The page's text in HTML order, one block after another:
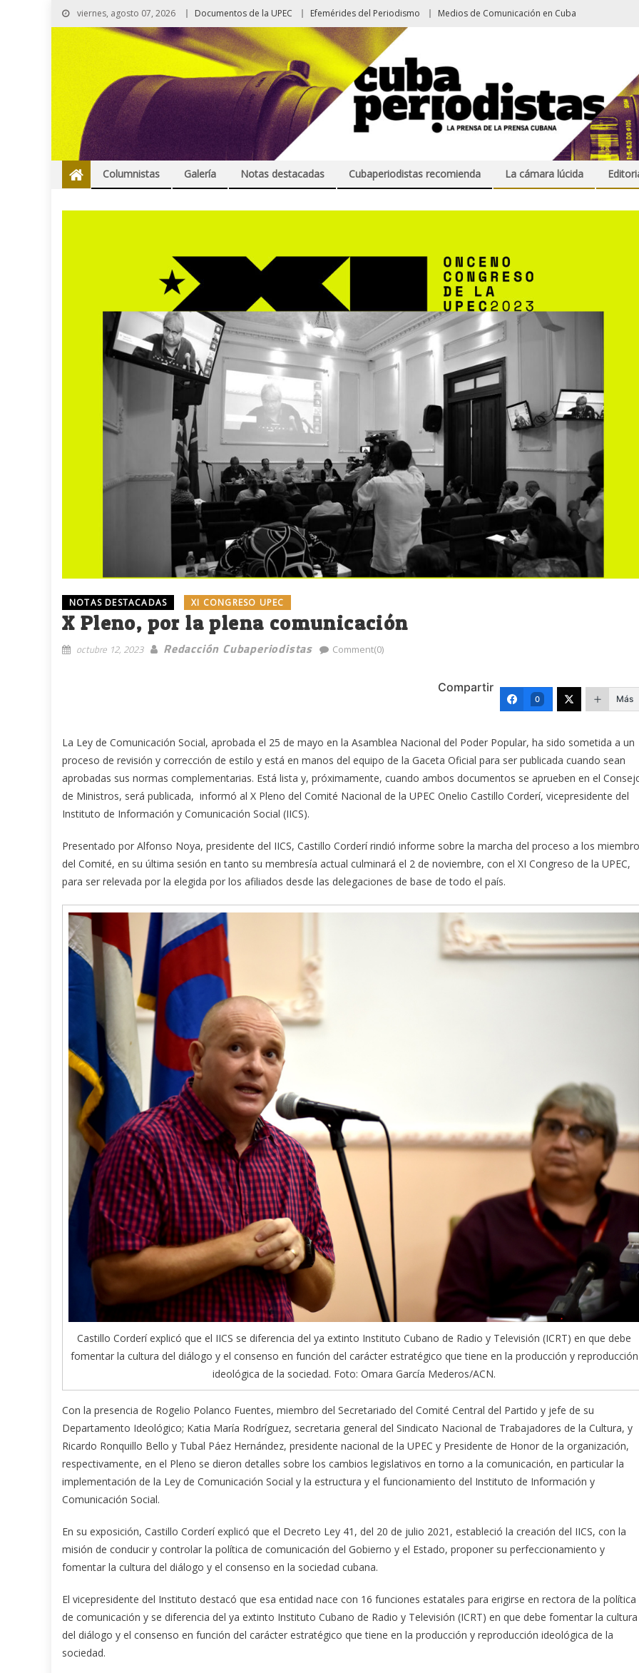
viernes, agosto 07, 2026 Documentos de la UPEC Efemérides del Periodismo Medios de Comunicación en Cuba
Columnistas Galería Notas destacadas Cubaperiodistas recomienda La cámara lúcida
NOTAS DESTACADAS XI CONGRESO UPEC
X Pleno, por la plena comunicación
octubre 12, 2023 Redacción Cubaperiodistas Comment(0)
Compartir
0 Más
La Ley de Comunicación Social, aprobada el 25 de mayo en la Asamblea Nacional del Poder Popular, ha sido sometida a un
proceso de revisión y corrección de estilo y está en manos del equipo de la Gaceta Oficial para ser publicada cuando sean
aprobadas sus normas complementarias. Está lista y, próximamente, cuando ambos documentos se aprueben en el
de Ministros, será publicada, informó al X Pleno del Comité Nacional de la UPEC Onelio Castillo Corderí, vicepresidente del
Instituto de Información y Comunicación Social (IICS).
Presentado por Alfonso Noya, presidente del IICS, Castillo Corderí rindió informe sobre la marcha del proceso a los
del Comité, en su última sesión en tanto su membresía actual culminará el 2 de noviembre, con el XI Congreso de la UPEC,
para ser relevada por la elegida por los afiliados desde las delegaciones de base de todo el país.
Castillo Corderí explicó que el IICS se diferencia del ya extinto Instituto Cubano de Radio y Televisión (ICRT) en que debe
fomentar la cultura del diálogo y el consenso en función del carácter estratégico que tiene en la producción y reproducción
ideológica de la sociedad. Foto: Omara García Mederos/ACN.
Con la presencia de Rogelio Polanco Fuentes, miembro del Secretariado del Comité Central del Partido y jefe de su
Departamento Ideológico; Katia María Rodríguez, secretaria general del Sindicato Nacional de Trabajadores de la Cultura, y
Ricardo Ronquillo Bello y Tubal Páez Hernández, presidente nacional de la UPEC y Presidente de Honor de la organización,
respectivamente, en el Pleno se dieron detalles sobre los cambios legislativos en torno a la comunicación, en particular la
implementación de la Ley de Comunicación Social y la estructura y el funcionamiento del Instituto de Información y
Comunicación Social.
En su exposición, Castillo Corderí explicó que el Decreto Ley 41, del 20 de julio 2021, estableció la creación del IICS, con la
misión de conducir y controlar la política de comunicación del Gobierno y el Estado, proponer su perfeccionamiento y
fomentar la cultura del diálogo y el consenso en la sociedad cubana.
El vicepresidente del Instituto destacó que esa entidad nace con 16 funciones estatales para erigirse en rectora de la política
de comunicación y se diferencia del ya extinto Instituto Cubano de Radio y Televisión (ICRT) en que debe fomentar la cultura
del diálogo y el consenso en función del carácter estratégico que tiene en la producción y reproducción ideológica de la
sociedad.